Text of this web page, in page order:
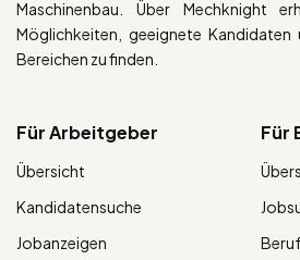
Maschinenbau. Über Mechknight
Möglichkeiten, geeignete Kandidaten
Bereichen zu finden.
Für Arbeitgeber
Übersicht
Kandidatensuche
Jobanzeigen
Für